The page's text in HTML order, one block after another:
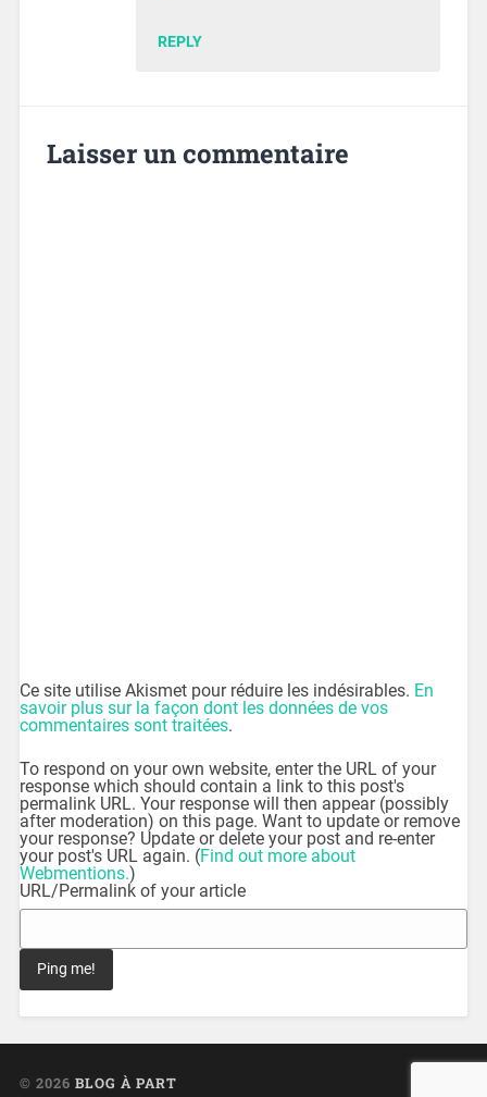
REPLY
Laisser un commentaire
Ce site utilise Akismet pour réduire les indésirables. En
savoir plus sur la façon dont les données de vos
commentaires sont traitées.
To respond on your own website, enter the URL of your
response which should contain a link to this post's
permalink URL. Your response will then appear (possibly
after moderation) on this page. Want to update or remove
your response? Update or delete your post and re-enter
your post's URL again. (Find out more about
Webmentions.)
URL/Permalink of your article
© 2026 BLOG À PART